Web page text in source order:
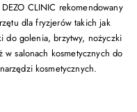
CLINIC rekomendowany
dla fryzjerów takich jak
do golenia, brzytwy, nożyczki
salonach kosmetycznych do
kosmetycznych.